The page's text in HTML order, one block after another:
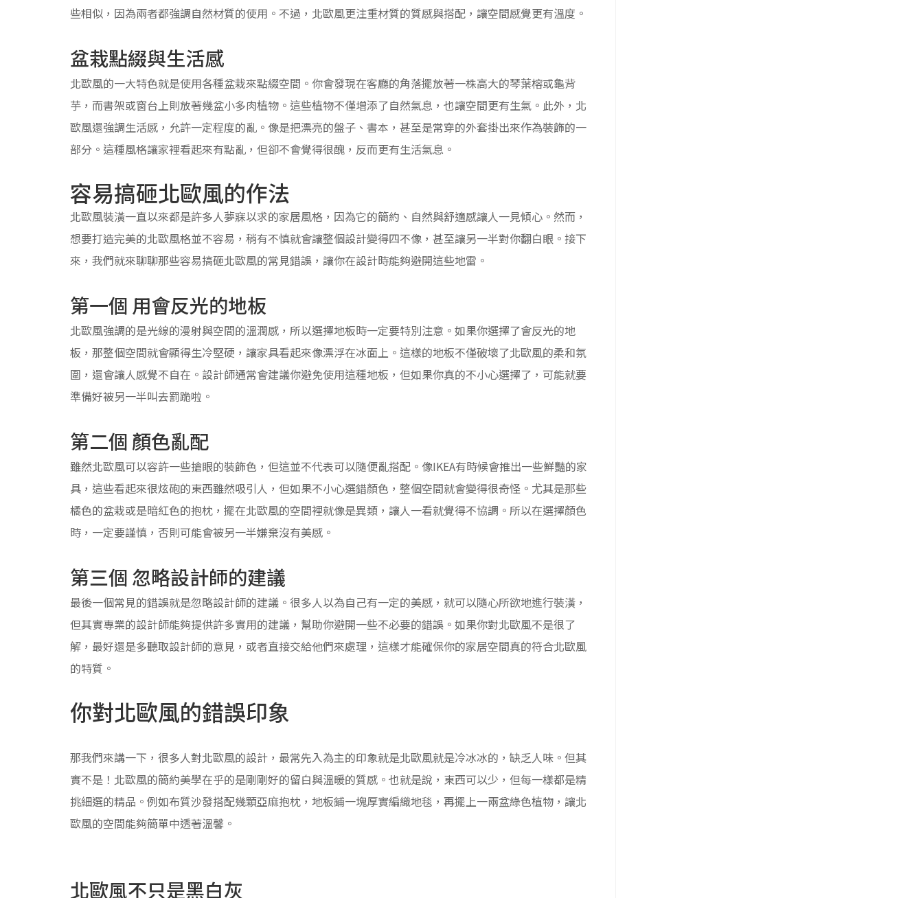
些相似，因為兩者都強調自然材質的使用。不過，北歐風更注重材質的質感與搭配，讓空間感覺更有溫度。
盆栽點綴與生活感
北歐風的一大特色就是使用各種盆栽來點綴空間。你會發現在客廳的角落擺放著一株高大的琴葉榕或龜背
芋，而書架或窗台上則放著幾盆小多肉植物。這些植物不僅增添了自然氣息，也讓空間更有生氣。此外，北
歐風還強調生活感，允許一定程度的亂。像是把漂亮的盤子、書本，甚至是常穿的外套掛出來作為裝飾的一
部分。這種風格讓家裡看起來有點亂，但卻不會覺得很醜，反而更有生活氣息。
容易搞砸北歐風的作法
北歐風裝潢一直以來都是許多人夢寐以求的家居風格，因為它的簡約、自然與舒適感讓人一見傾心。然而，
想要打造完美的北歐風格並不容易，稍有不慎就會讓整個設計變得四不像，甚至讓另一半對你翻白眼。接下
來，我們就來聊聊那些容易搞砸北歐風的常見錯誤，讓你在設計時能夠避開這些地雷。
第一個 用會反光的地板
北歐風強調的是光線的漫射與空間的溫潤感，所以選擇地板時一定要特別注意。如果你選擇了會反光的地
板，那整個空間就會顯得生冷堅硬，讓家具看起來像漂浮在冰面上。這樣的地板不僅破壞了北歐風的柔和氛
圍，還會讓人感覺不自在。設計師通常會建議你避免使用這種地板，但如果你真的不小心選擇了，可能就要
準備好被另一半叫去罰跪啦。
第二個 顏色亂配
雖然北歐風可以容許一些搶眼的裝飾色，但這並不代表可以隨便亂搭配。像IKEA有時候會推出一些鮮豔的家
具，這些看起來很炫砲的東西雖然吸引人，但如果不小心選錯顏色，整個空間就會變得很奇怪。尤其是那些
橘色的盆栽或是暗紅色的抱枕，擺在北歐風的空間裡就像是異類，讓人一看就覺得不協調。所以在選擇顏色
時，一定要謹慎，否則可能會被另一半嫌棄沒有美感。
第三個 忽略設計師的建議
最後一個常見的錯誤就是忽略設計師的建議。很多人以為自己有一定的美感，就可以隨心所欲地進行裝潢，
但其實專業的設計師能夠提供許多實用的建議，幫助你避開一些不必要的錯誤。如果你對北歐風不是很了
解，最好還是多聽取設計師的意見，或者直接交給他們來處理，這樣才能確保你的家居空間真的符合北歐風
的特質。
你對北歐風的錯誤印象
那我們來講一下，很多人對北歐風的設計，最常先入為主的印象就是北歐風就是冷冰冰的，缺乏人味。但其
實不是！北歐風的簡約美學在乎的是剛剛好的留白與溫暖的質感。也就是說，東西可以少，但每一樣都是精
挑細選的精品。例如布質沙發搭配幾顆亞麻抱枕，地板鋪一塊厚實編織地毯，再擺上一兩盆綠色植物，讓北
歐風的空間能夠簡單中透著溫馨。
北歐風不只是黑白灰